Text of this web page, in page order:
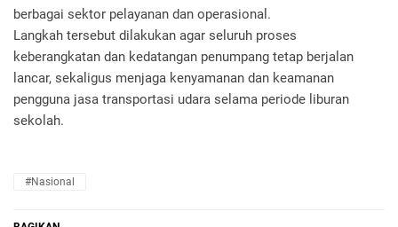
berbagai sektor pelayanan dan operasional.
Langkah tersebut dilakukan agar seluruh proses
keberangkatan dan kedatangan penumpang tetap berjalan
lancar, sekaligus menjaga kenyamanan dan keamanan
pengguna jasa transportasi udara selama periode liburan
sekolah.
#Nasional